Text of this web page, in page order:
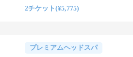
2チケット(¥5,775)
プレミアムヘッドスパ